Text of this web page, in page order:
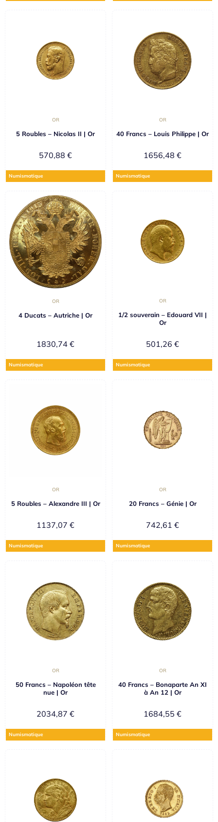
OR
5 Roubles – Nicolas II | Or
570,88 €
Numismatique
OR
40 Francs – Louis Philippe | Or
1656,48 €
Numismatique
OR
4 Ducats – Autriche | Or
1830,74 €
Numismatique
OR
1/2 souverain – Edouard VII |
Or
501,26 €
Numismatique
OR
5 Roubles – Alexandre III | Or
1137,07 €
Numismatique
OR
20 Francs – Génie | Or
742,61 €
Numismatique
OR
50 Francs – Napoléon tête
nue | Or
2034,87 €
Numismatique
OR
40 Francs – Bonaparte An XI
à An 12 | Or
1684,55 €
Numismatique